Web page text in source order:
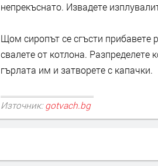
непрекъснато. Извадете
Щом сиропът се сгъсти прибавете
свалете от котлона.
гърлата им и затворете с капачки.
Източник: gotvach.bg